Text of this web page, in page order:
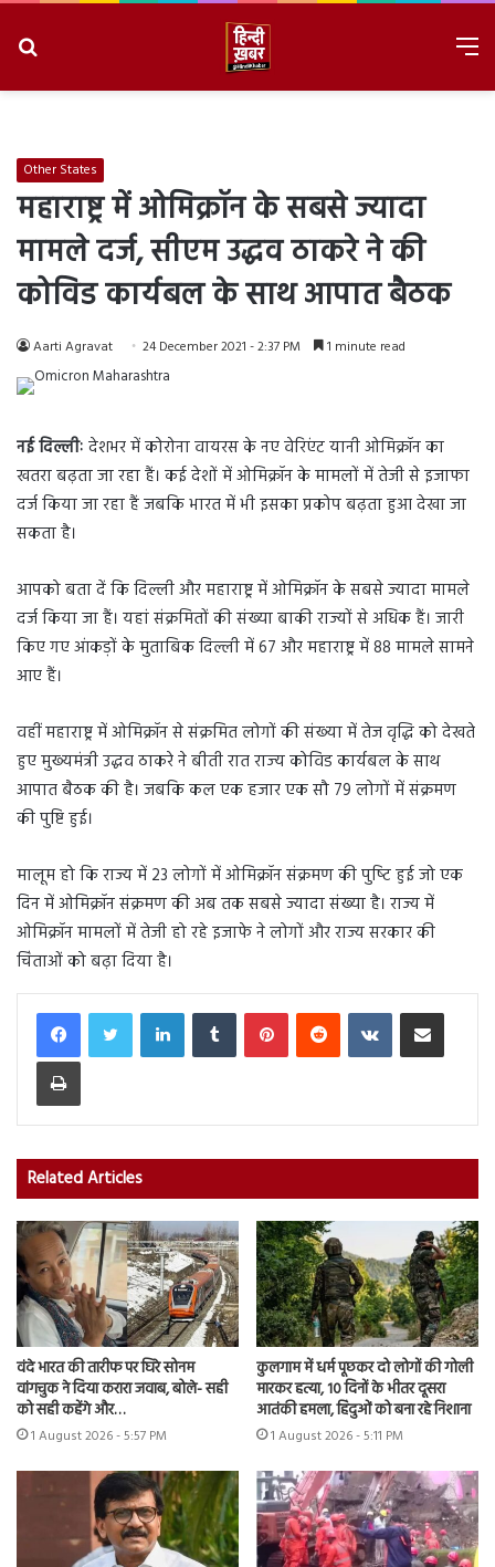
Other States
महाराष्ट्र में ओमिक्रॉन के सबसे ज्यादा
मामले दर्ज, सीएम उद्धव ठाकरे ने की
कोविड कार्यबल के साथ आपात बैठक
Aarti Agravat 24 December 2021 - 2:37 PM 1 minute read
नई दिल्लीः देशभर में कोरोना वायरस के नए वेरिएंट यानी ओमिक्रॉन का
खतरा बढ़ता जा रहा हैं। कई देशों में ओमिक्रॉन के मामलों में तेजी से इजाफा
दर्ज किया जा रहा हैं जबकि भारत में भी इसका प्रकोप बढ़ता हुआ देखा जा
सकता है।
आपको बता दें कि दिल्ली और महाराष्ट्र में ओमिक्रॉन के सबसे ज्यादा मामले
दर्ज किया जा हैं। यहां संक्रमितों की संख्या बाकी राज्यों से अधिक हैं। जारी
किए गए आंकड़ों के मुताबिक दिल्ली में 67 और महाराष्ट्र में 88 मामले सामने
आए हैं।
वहीं महाराष्ट्र में ओमिक्रॉन से संक्रमि‍त लोगों की संख्‍या में तेज वृद्धि को देखते
हुए मुख्‍यमंत्री उद्धव ठाकरे ने बीती रात राज्‍य कोविड कार्यबल के साथ
आपात बैठक की है। जबकि कल एक हजार एक सौ 79 लोगों में संक्रमण
की पुष्टि हुई।
मालूम हो कि राज्य में 23 लोगों में ओमिक्रॉन संक्रमण की पुष्‍ट‍ि हुई जो एक
दिन में ओमिक्रॉन संक्रमण की अब तक सबसे ज्यादा संख्या है। राज्य में
ओमिक्रॉन मामलों में तेजी हो रहे इजाफे ने लोगों और राज्य सरकार की
चिंताओं को बढ़ा दिया है।
LinkedInTumblr PinterestReddit VKontakteShare via Email
Print
Related Articles
वंदे भारत की तारीफ पर घिरे सोनम
वांगचुक ने दिया करारा जवाब, बोले- सही
को सही कहेंगे और…
1 August 2026 - 5:57 PM
कुलगाम में धर्म पूछकर दो लोगों की गोली
मारकर हत्या, 10 दिनों के भीतर दूसरा
आतंकी हमला, हिंदुओं को बना रहे निशाना
1 August 2026 - 5:11 PM